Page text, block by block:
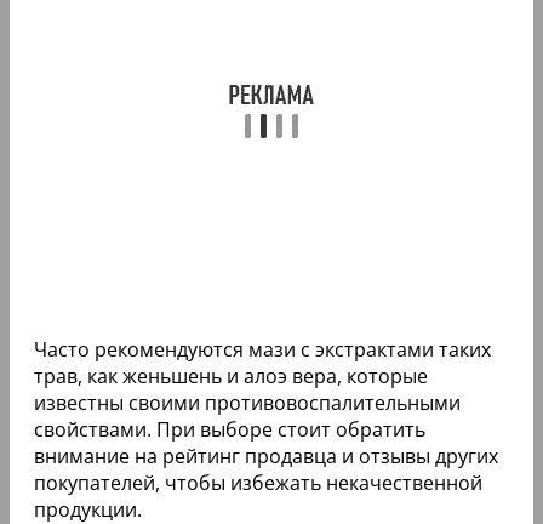
Часто рекомендуются мази с экстрактами таких
трав, как женьшень и алоэ вера, которые
известны своими противовоспалительными
свойствами. При выборе стоит обратить
внимание на рейтинг продавца и отзывы других
покупателей, чтобы избежать некачественной
продукции.